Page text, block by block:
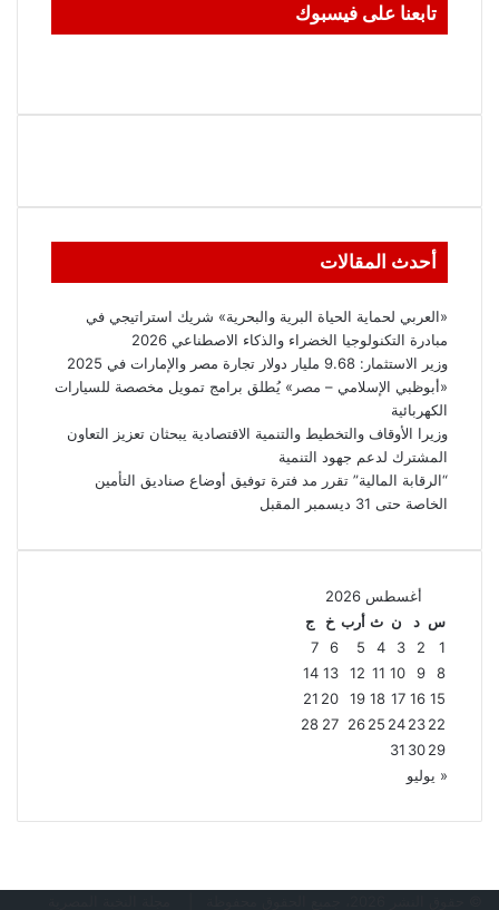
تابعنا على فيسبوك
أحدث المقالات
«العربي لحماية الحياة البرية والبحرية» شريك استراتيجي في
مبادرة التكنولوجيا الخضراء والذكاء الاصطناعي 2026
وزير الاستثمار: 9.68 مليار دولار تجارة مصر والإمارات في 2025
«أبوظبي الإسلامي – مصر» يُطلق برامج تمويل مخصصة للسيارات
الكهربائية
وزيرا الأوقاف والتخطيط والتنمية الاقتصادية يبحثان تعزيز التعاون
المشترك لدعم جهود التنمية
“الرقابة المالية” تقرر مد فترة توفيق أوضاع صناديق التأمين
الخاصة حتى 31 ديسمبر المقبل
أغسطس 2026
س د ن ث أرب خ
ج
1
2
3
4
5
6
7
8
9
10
11
12
13
14
15
16
17
18
19
20
21
22
23
24
25
26
27
28
29
30
31
« يوليو